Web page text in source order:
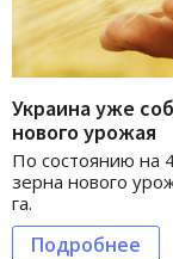
Украина уже
нового урожая
По состоянию на
зерна нового
га.
Подробнее